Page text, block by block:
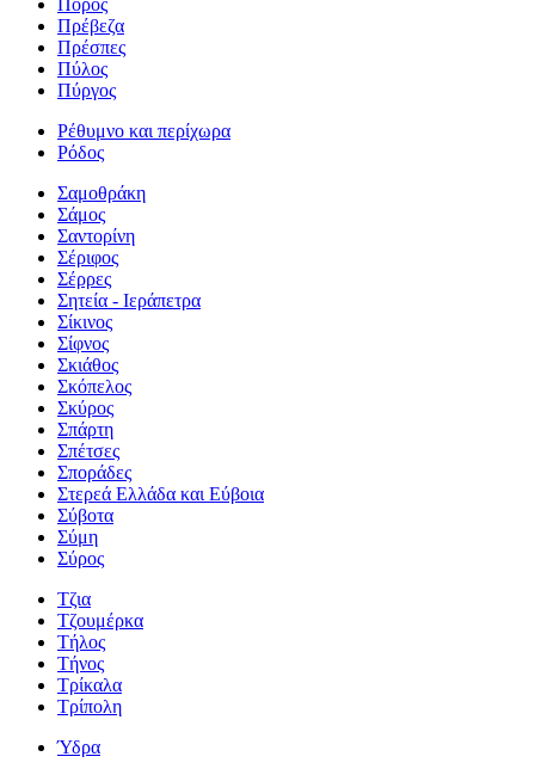
Πρέβεζα
Πρέσπες
Πύλος
Πύργος
Ρέθυμνο και περίχωρα
Ρόδος
Σαμοθράκη
Σάμος
Σαντορίνη
Σέριφος
Σέρρες
Σητεία - Ιεράπετρα
Σίκινος
Σίφνος
Σκιάθος
Σκόπελος
Σκύρος
Σπάρτη
Σπέτσες
Σποράδες
Στερεά Ελλάδα και Εύβοια
Σύβοτα
Σύμη
Σύρος
Τζια
Τζουμέρκα
Τήλος
Τήνος
Τρίκαλα
Τρίπολη
Ύδρα